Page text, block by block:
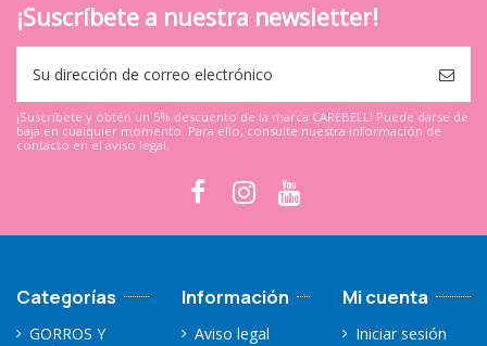
¡Suscríbete a nuestra newsletter!
¡Suscríbete y obtén un 5% descuento de la marca CAREBELL! Puede darse de
baja en cualquier momento. Para ello, consulte nuestra información de
contacto en el aviso legal.
Categorías
GORROS Y
Información
Aviso legal
Mi cuenta
Iniciar sesión